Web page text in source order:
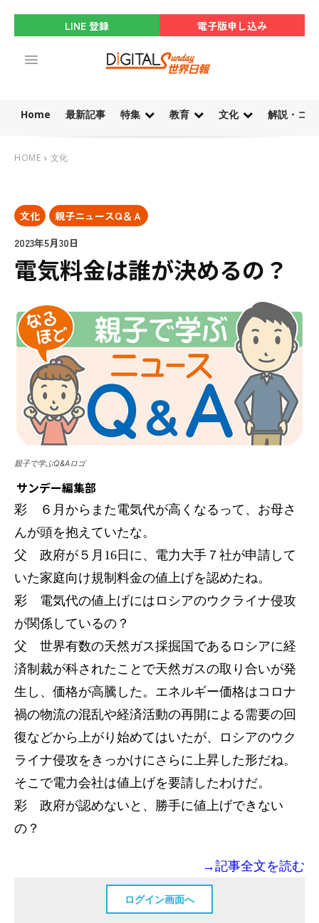
LINE 登録 電子版申し込み
Home 最新記事 特集 教育 文化 解説・コ
HOME 文化
文化
親子ニュースQ＆Ａ
2023年5月30日
電気料金は誰が決めるの？
親子で学ぶQ&Aロゴ
サンデー編集部
彩 ６月からまた電気代が高くなるって、お母さ
んが頭を抱えていたな。
父 政府が５月16日に、電力大手７社が申請して
いた家庭向け規制料金の値上げを認めたね。
彩 電気代の値上げにはロシアのウクライナ侵攻
が関係しているの？
父 世界有数の天然ガス採掘国であるロシアに経
済制裁が科されたことで天然ガスの取り合いが発
生し、価格が高騰した。エネルギー価格はコロナ
禍の物流の混乱や経済活動の再開による需要の回
復などから上がり始めてはいたが、ロシアのウク
ライナ侵攻をきっかけにさらに上昇した形だね。
そこで電力会社は値上げを要請したわけだ。
彩 政府が認めないと、勝手に値上げできない
の？
→記事全文を読む
ログイン画面へ